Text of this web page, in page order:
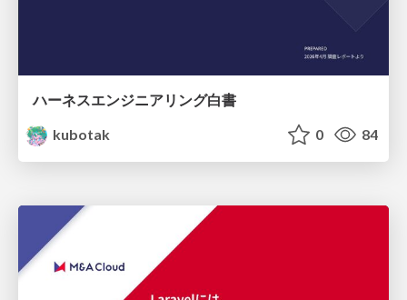
ハーネスエンジニアリング白書
kubotak
0 84